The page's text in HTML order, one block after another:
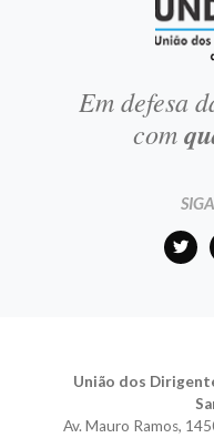
Em defesa
com
União dos
Av. Mauro Ramos,